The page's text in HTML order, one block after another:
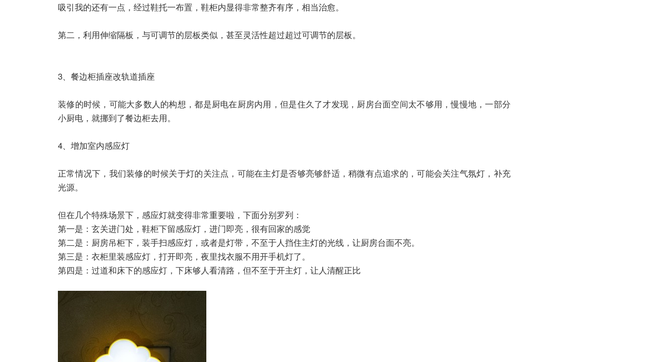
吸引我的还有一点，经过鞋托一布置，鞋柜内显得非常整齐有序，相当治愈。
第二，利用伸缩隔板，与可调节的层板类似，甚至灵活性超过超过可调节的层板。
3、餐边柜插座改轨道插座
装修的时候，可能大多数人的构想，都是厨电在厨房内用，但是住久了才发现，厨房台面空间太不够用，慢慢地，一部分
小厨电，就挪到了餐边柜去用。
4、增加室内感应灯
正常情况下，我们装修的时候关于灯的关注点，可能在主灯是否够亮够舒适，稍微有点追求的，可能会关注气氛灯，补充
光源。
但在几个特殊场景下，感应灯就变得非常重要啦，下面分别罗列：
第一是：玄关进门处，鞋柜下留感应灯，进门即亮，很有回家的感觉
第二是：厨房吊柜下，装手扫感应灯，或者是灯带，不至于人挡住主灯的光线，让厨房台面不亮。
第三是：衣柜里装感应灯，打开即亮，夜里找衣服不用开手机灯了。
第四是：过道和床下的感应灯，下床够人看清路，但不至于开主灯，让人清醒正比